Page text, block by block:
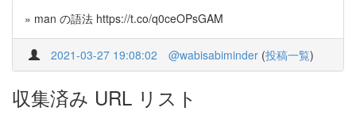
» man の語法 https://t.co/q0ceOPsGAM
2021-03-27 19:08:02 @wabisabiminder (投稿一覧)
収集済み URL リスト